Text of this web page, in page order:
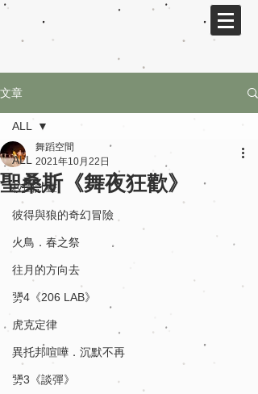
文章
ALL
校園計畫
彼得與狼的奇幻冒險
火鳥．春之祭
往月的方向去
勥4《206 LAB》
虎克定律
異托邦喧嘩．沉默不再
勥3《談彈》
ALL
聖桑斯《舞夜狂歡》
舞蹈空間
2021年10月22日